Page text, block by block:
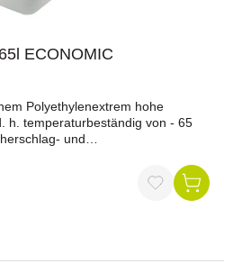
ECONOMIC
Polyethylenextrem hohe
h. temperaturbeständig von - 65
und
Auslauf durch
Auslauf ist mit Sieb und
versehenWandkonsole und
von 5 von 5 Sternen